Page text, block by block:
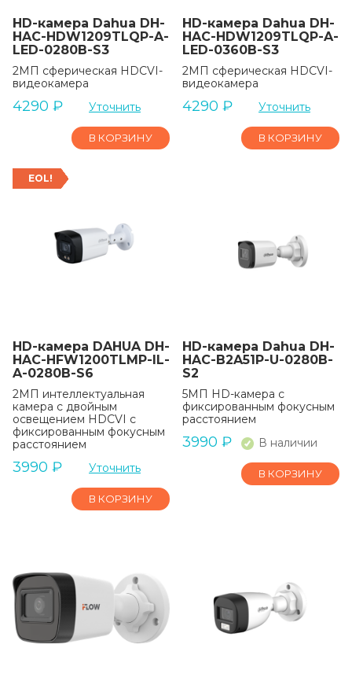
HD-камера Dahua DH-
HAC-HDW1209TLQP-A-
LED-0280B-S3
2МП сферическая HDCVI-
видеокамера
4290 ₽ Уточнить
В КОРЗИНУ
HD-камера Dahua DH-
HAC-HDW1209TLQP-A-
LED-0360B-S3
2МП сферическая HDCVI-
видеокамера
4290 ₽ Уточнить
В КОРЗИНУ
EOL!
HD-камера DAHUA DH-
HAC-HFW1200TLMP-IL-
A-0280B-S6
2МП интеллектуальная
камера с двойным
освещением HDCVI с
фиксированным фокусным
расстоянием
3990 ₽ Уточнить
В КОРЗИНУ
HD-камера Dahua DH-
HAC-B2A51P-U-0280B-
S2
5МП HD-камера с
фиксированным фокусным
расстоянием
3990 ₽ В наличии
В КОРЗИНУ